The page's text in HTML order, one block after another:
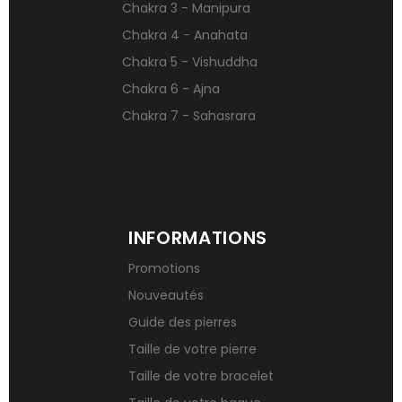
Signification des pierres de naissance
Chakra 3 - Manipura
Chakra 4 - Anahata
Chakra 5 - Vishuddha
Chakra 6 - Ajna
Chakra 7 - Sahasrara
INFORMATIONS
Promotions
Nouveautés
Guide des pierres
Taille de votre pierre
Taille de votre bracelet